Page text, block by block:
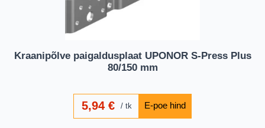
Kraanipõlve paigaldusplaat UPONOR S-Press Plus
80/150 mm
5,94€ tk